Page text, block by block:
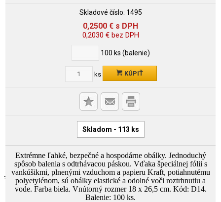
Skladové číslo: 1495
0,2500 € s DPH
0,2030 €bez DPH
100 ks (balenie)
ks KÚPIŤ
Skladom - 113 ks
Extrémne ľahké, bezpečné a hospodárne obálky. Jednoduchý
spôsob balenia s odtrhávacou páskou. Vďaka špeciálnej fólii s
vankúšikmi, plnenými vzduchom a papieru Kraft, potiahnutému
polyetylénom, sú obálky elastické a odolné voči roztrhnutiu a
vode. Farba biela. Vnútorný rozmer 18 x 26,5 cm. Kód: D14.
Balenie: 100 ks.